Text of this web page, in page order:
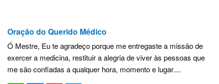
Oração do Querido Médico
Ó Mestre, Eu te agradeço porque me entregaste a missão de
exercer a medicina, restituir a alegria de viver às pessoas que
me são confiadas a qualquer hora, momento e lugar....